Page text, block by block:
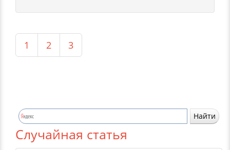
1 2 3
Случайная статья